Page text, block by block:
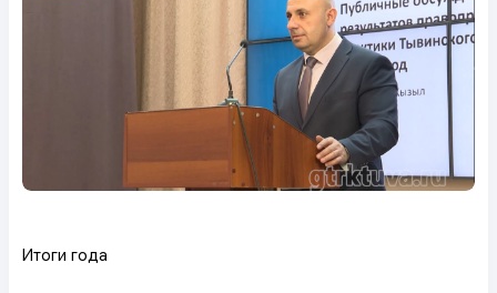
Итоги года